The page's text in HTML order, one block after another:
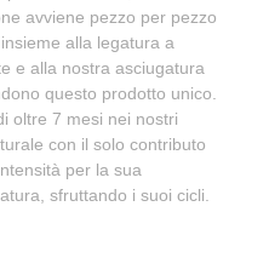
avviene pezzo per pezzo
alla legatura a
e alla nostra asciugatura
questo prodotto unico.
oltre 7 mesi nei nostri
con il solo contributo
per la sua
sfruttando i suoi cicli.